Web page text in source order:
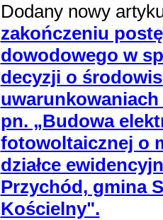
Dodany nowy
zakończeniu
dowodowego w
decyzji o
pn. „Budowa
fotowoltaicznej o
działce
Przychód, gmina
Kościelny".